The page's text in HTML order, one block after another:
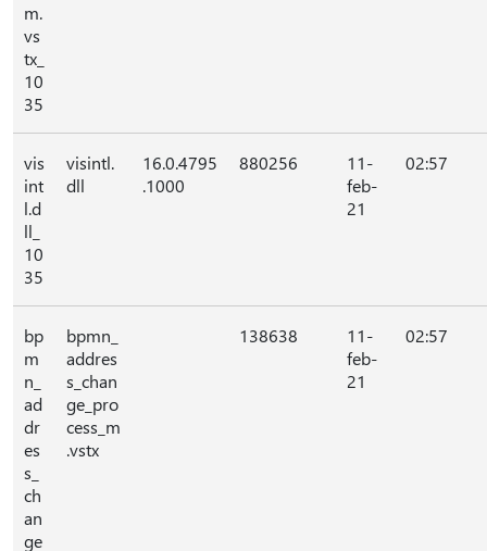
m.
vs
tx_
10
35
vis
int
l.d
ll_
10
35
visintl.
dll
16.0.4795
.1000
880256
11-
feb-
21
02:57
bp
m
n_
ad
dr
es
s_
ch
an
ge
bpmn_
addres
s_chan
ge_pro
cess_m
.vstx
138638
11-
feb-
21
02:57